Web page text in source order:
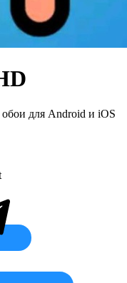
для Android и iOS